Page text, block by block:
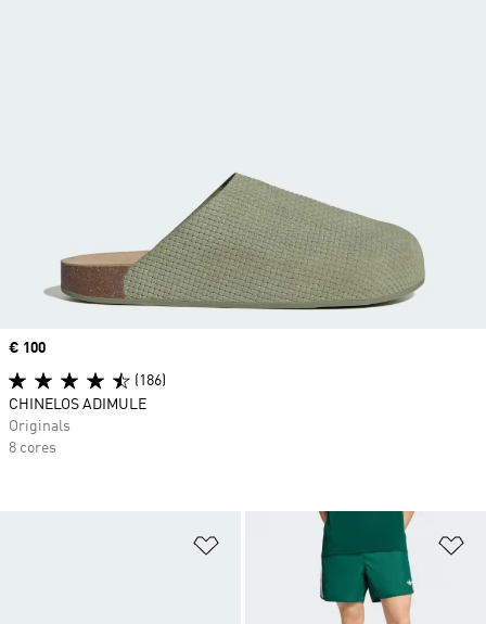
Adicionar à Lista de Desejos
Price
€ 100
(186)
CHINELOS ADIMULE
Originals
8 cores